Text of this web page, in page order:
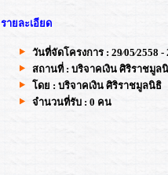
รายละเอียด
วันที่จัดโครงการ : 29⁄05⁄2558 -
สถานที่ : บริจาคเงิน ศิริราชมูล
โดย : บริจาคเงิน ศิริราชมูลนิธิ
จำนวนที่รับ : 0 คน